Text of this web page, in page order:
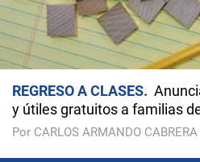
REGRESO A CLASES
y útiles gratuitos a familias
Por CARLOS ARMANDO CABRERA